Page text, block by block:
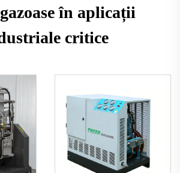
în aplicații
critice